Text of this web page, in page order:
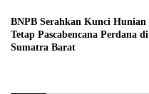
BNPB Serahkan Kunci Hunian
Tetap Pascabencana Perdana di
Sumatra Barat